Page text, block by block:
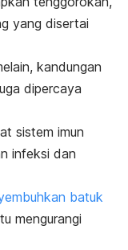
yang disertai
kandungan
dipercaya
sistem imun
infeksi dan
batuk
mengurangi